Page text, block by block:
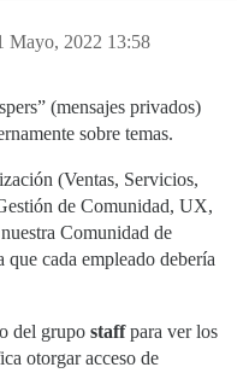
Mayo, 2022 13:58
(mensajes privados)
sobre temas.
(Ventas, Servicios,
de Comunidad, UX,
Comunidad de
cada empleado debería
del grupo staffpara ver los
otorgar acceso de